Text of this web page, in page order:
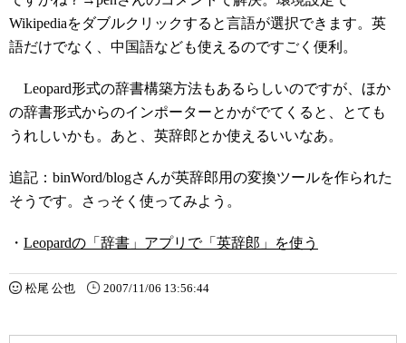
Wikipediaをダブルクリックすると言語が選択できます。英
語だけでなく、中国語なども使えるのですごく便利。
Leopard形式の辞書構築方法もあるらしいのですが、ほか
の辞書形式からのインポーターとかがでてくると、とても
うれしいかも。あと、英辞郎とか使えるいいなあ。
追記：binWord/blogさんが英辞郎用の変換ツールを作られた
そうです。さっそく使ってみよう。
・ Leopardの「辞書」アプリで「英辞郎」を使う
松尾 公也 2007/11/06 13:56:44